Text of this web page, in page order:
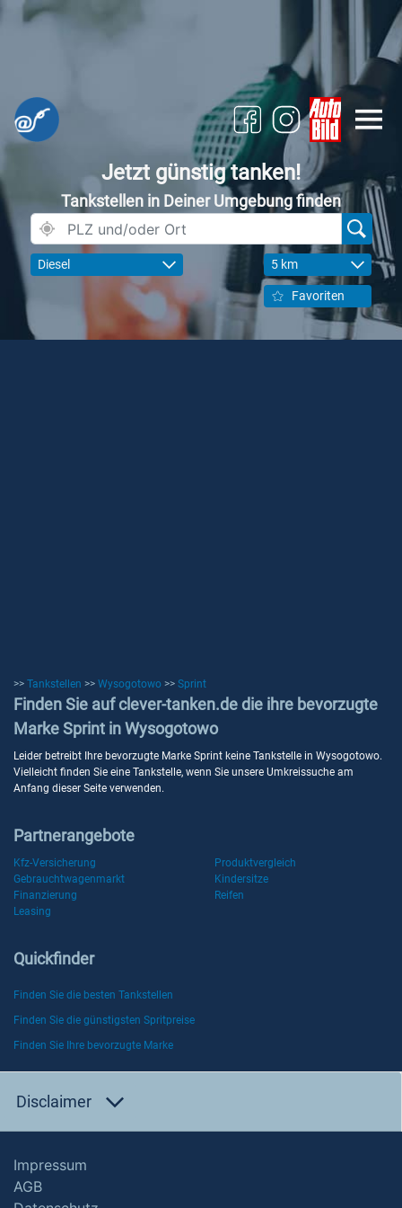
Jetzt günstig tanken!
Tankstellen in Deiner Umgebung finden
Diesel 5 km
Favoriten
>> Tankstellen >> Wysogotowo >> Sprint
Finden Sie auf clever-tanken.de die ihre bevorzugte
Marke Sprint in Wysogotowo
Leider betreibt Ihre bevorzugte Marke Sprint keine Tankstelle in Wysogotowo.
Vielleicht finden Sie eine Tankstelle, wenn Sie unsere Umkreissuche am
Anfang dieser Seite verwenden.
Partnerangebote
Kfz-Versicherung
Produktvergleich
Gebrauchtwagenmarkt
Kindersitze
Finanzierung
Reifen
Leasing
Quickfinder
Finden Sie die besten Tankstellen
Finden Sie die günstigsten Spritpreise
Finden Sie Ihre bevorzugte Marke
Disclaimer
Impressum
AGB